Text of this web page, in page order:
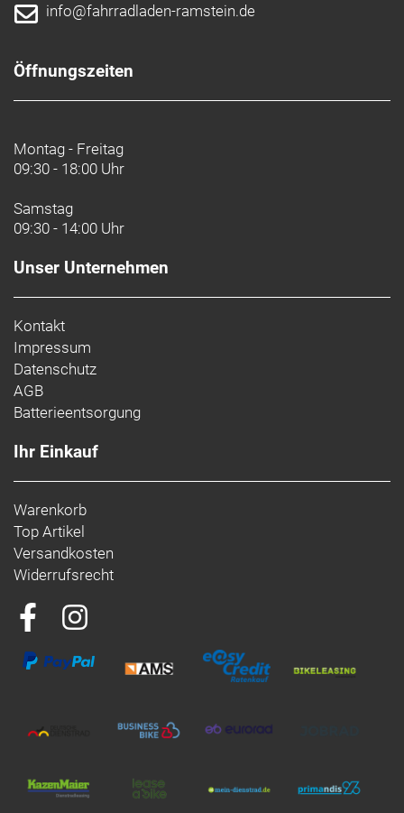
info@fahrradladen-ramstein.de
Öffnungszeiten
Montag - Freitag
09:30 - 18:00 Uhr
Samstag
09:30 - 14:00 Uhr
Unser Unternehmen
Kontakt
Impressum
Datenschutz
AGB
Batterieentsorgung
Ihr Einkauf
Warenkorb
Top Artikel
Versandkosten
Widerrufsrecht